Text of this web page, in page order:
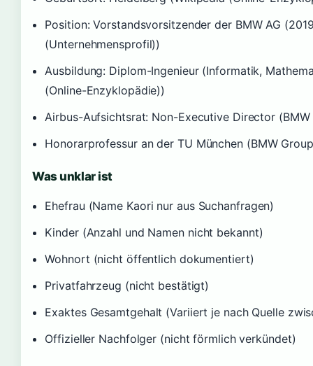
Position: Vorstandsvorsitzender der BMW AG
(Unternehmensprofil))
Ausbildung: Diplom-Ingenieur (Informatik,
(Online-Enzyklopädie))
Airbus-Aufsichtsrat: Non-Executive Director
Honorarprofessur an der TU München (BMW
Was unklar ist
Ehefrau (Name Kaori nur aus Suchanfragen)
Kinder (Anzahl und Namen nicht bekannt)
Wohnort (nicht öffentlich dokumentiert)
Privatfahrzeug (nicht bestätigt)
Exaktes Gesamtgehalt (Variiert je nach Quelle
Offizieller Nachfolger (nicht förmlich verkündet)